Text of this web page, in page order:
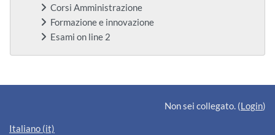
Corsi Amministrazione
Formazione e innovazione
Esami on line 2
Blocchi supplementari
Non sei collegato. (Login)
Italiano ‎(it)‎